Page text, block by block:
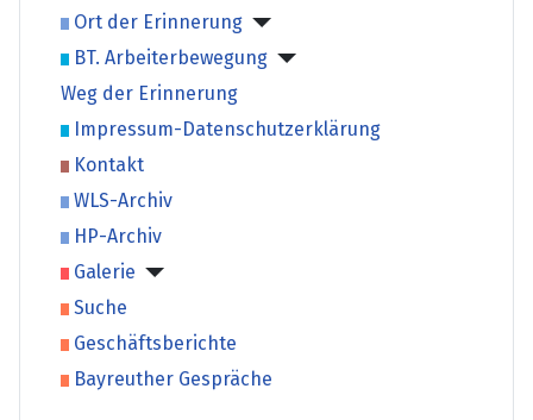
Ort der Erinnerung
BT. Arbeiterbewegung
Weg der Erinnerung
Impressum-Datenschutzerklärung
Kontakt
WLS-Archiv
HP-Archiv
Galerie
Suche
Geschäftsberichte
Bayreuther Gespräche